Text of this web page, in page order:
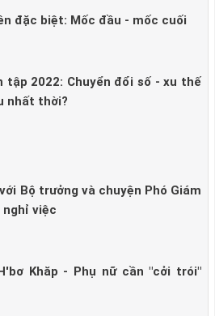
đặc biệt: Mốc đầu - mốc cuối
tập 2022: Chuyển đổi số - xu thế
nhất thời?
Bộ trưởng và chuyện Phó Giám
nghỉ việc
Khăp - Phụ nữ cần "cởi trói"